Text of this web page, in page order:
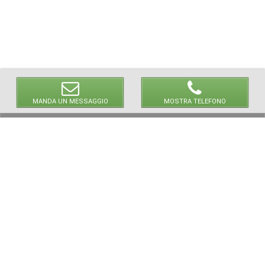
MANDA UN MESSAGGIO MOSTRA TELEFONO